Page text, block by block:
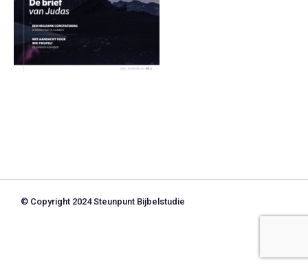
© Copyright 2024 Steunpunt Bijbelstudie